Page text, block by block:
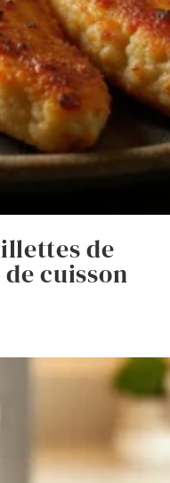
de
cuisson